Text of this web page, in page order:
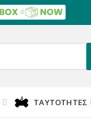
ΤΑΥΤΌΤΗΤΕΣ